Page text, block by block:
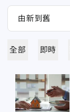
全部 即時